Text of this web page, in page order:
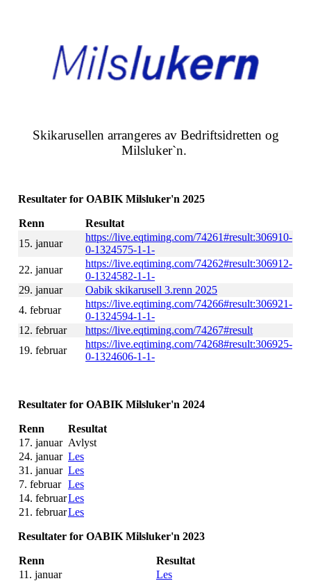
Skikarusellen arrangeres av Bedriftsidretten og
Milsluker`n.
Resultater for OABIK Milsluker'n 2025
Renn
Resultat
15. januar
https://live.eqtiming.com/74261#result:306910-
0-1324575-1-1-
22. januar
https://live.eqtiming.com/74262#result:306912-
0-1324582-1-1-
29. januar
Oabik skikarusell 3.renn 2025
4. februar
https://live.eqtiming.com/74266#result:306921-
0-1324594-1-1-
12. februar
https://live.eqtiming.com/74267#result
19. februar
https://live.eqtiming.com/74268#result:306925-
0-1324606-1-1-
Resultater for OABIK Milsluker'n 2024
Renn
Resultat
17. januar Avlyst
24. januar Les
31. januar Les
7. februar Les
14. februarLes
21. februarLes
Resultater for OABIK Milsluker'n 2023
Renn
Resultat
11. januar
Les